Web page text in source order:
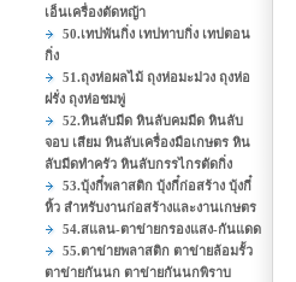
เอ็นเครื่องตัดหญ้า
50.เทปพันกิ่ง เทปทาบกิ่ง เทปตอน
กิ่ง
51.ถุงห่อผลไม้ ถุงห่อมะม่วง ถุงห่อ
ฝรั่ง ถุงห่อชมพู่
52.หินลับมีด หินลับคมมีด หินลับ
จอบ เสียม หินลับเครื่องมือเกษตร หิน
ลับมีดทำครัว หินลับกรรไกรตัดกิ่ง
53.บุ้งกี๋พลาสติก บุ้งกี๋ก่อสร้าง บุ้งกี๋
หิ้ว สำหรับงานก่อสร้างและงานเกษตร
54.สแลน-ตาข่ายกรองแสง-กันแดด
55.ตาข่ายพลาสติก ตาข่ายล้อมรั้ว
ตาข่ายกันนก ตาข่ายกันนกพิราบ